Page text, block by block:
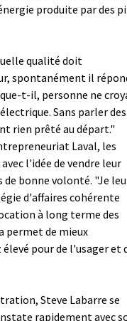
produite par des
qualité doit
spontanément il
t-il, personne ne
Sans parler des
rien prêté au départ."
Laval, les
l'idée de vendre leur
bonne volonté. "Je
d'affaires cohérente
à long terme des
permet de mieux
pour de l'usager et
Steve Labarre se
rapidement avec